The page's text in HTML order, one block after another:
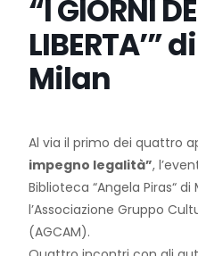
“I GIORNI
LIBERTA’”
Milan
Al via il primo dei quattro
impegno legalità”,
Biblioteca “Angela Piras“ di
l’Associazione Gruppo
(AGCAM).